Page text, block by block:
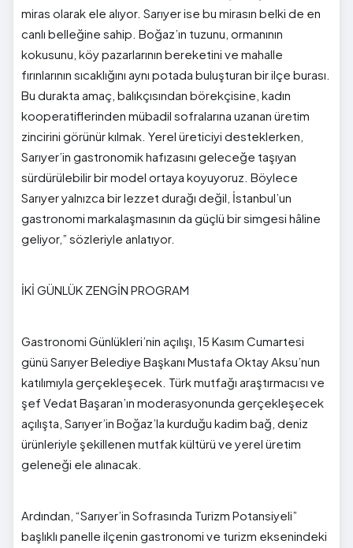
miras olarak ele alıyor. Sarıyer ise bu mirasın belki de en
canlı belleğine sahip. Boğaz’ın tuzunu, ormanının
kokusunu, köy pazarlarının bereketini ve mahalle
fırınlarının sıcaklığını aynı potada buluşturan bir ilçe burası.
Bu durakta amaç, balıkçısından börekçisine, kadın
kooperatiflerinden mübadil sofralarına uzanan üretim
zincirini görünür kılmak. Yerel üreticiyi desteklerken,
Sarıyer’in gastronomik hafızasını geleceğe taşıyan
sürdürülebilir bir model ortaya koyuyoruz. Böylece
Sarıyer yalnızca bir lezzet durağı değil, İstanbul’un
gastronomi markalaşmasının da güçlü bir simgesi hâline
geliyor,” sözleriyle anlatıyor.
İKİ GÜNLÜK ZENGİN PROGRAM
Gastronomi Günlükleri’nin açılışı, 15 Kasım Cumartesi
günü Sarıyer Belediye Başkanı Mustafa Oktay Aksu’nun
katılımıyla gerçekleşecek. Türk mutfağı araştırmacısı ve
şef Vedat Başaran’ın moderasyonunda gerçekleşecek
açılışta, Sarıyer’in Boğaz’la kurduğu kadim bağ, deniz
ürünleriyle şekillenen mutfak kültürü ve yerel üretim
geleneği ele alınacak.
Ardından, “Sarıyer’in Sofrasında Turizm Potansiyeli”
başlıklı panelle ilçenin gastronomi ve turizm eksenindeki